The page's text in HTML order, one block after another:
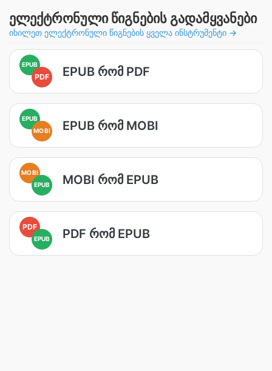
ელექტრონული წიგნების გადამყვანები
იხილეთ ელექტრონული წიგნების ყველა ინსტრუმენტი →
EPUB
PDF EPUB რომ PDF
EPUB
MOBI
EPUB რომ MOBI
MOBI
EPUB
MOBI რომ EPUB
PDF
EPUB PDF რომ EPUB